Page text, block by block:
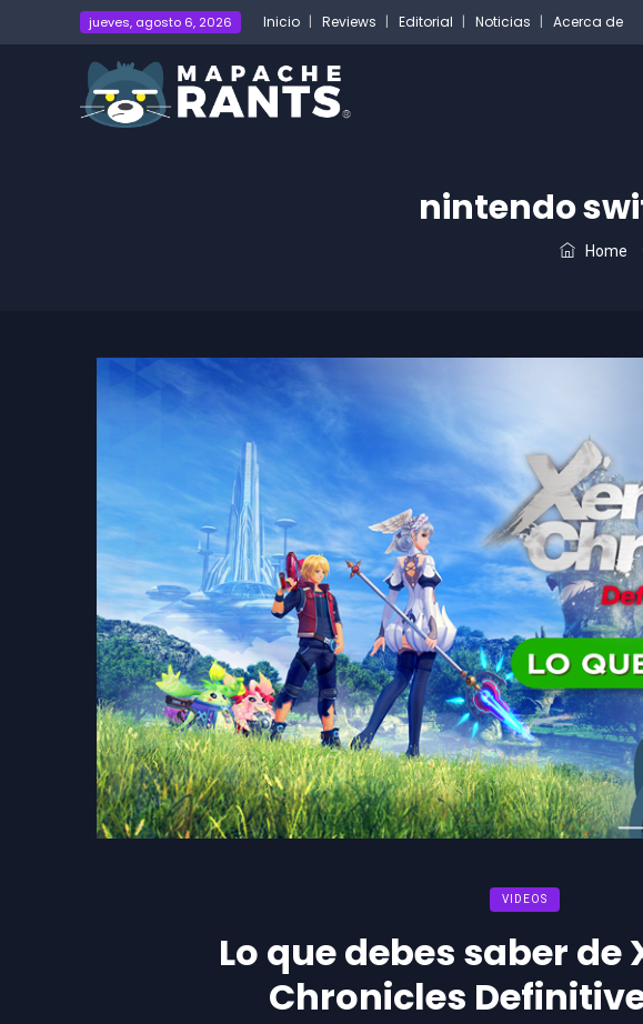
jueves, agosto 6, 2026 Inicio Reviews Editorial Noticias Acerca de
nintendo
Home
VIDEOS
Lo que debes saber de
Chronicles